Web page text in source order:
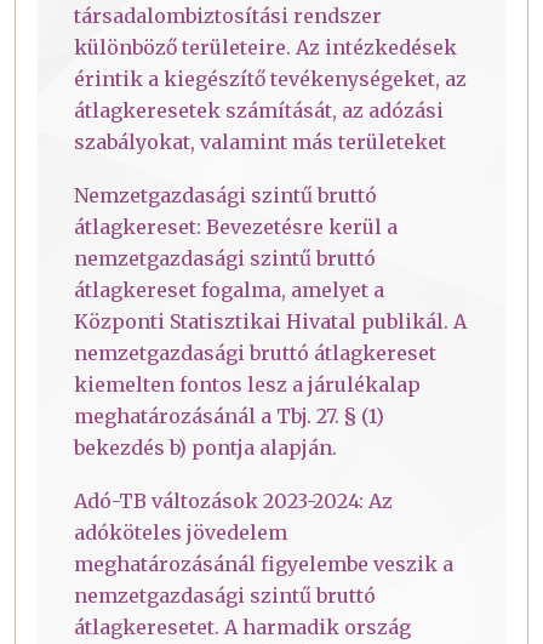
társadalombiztosítási rendszer
különböző területeire. Az intézkedések
érintik a kiegészítő tevékenységeket, az
átlagkeresetek számítását, az adózási
szabályokat, valamint más területeket
Nemzetgazdasági szintű bruttó
átlagkereset: Bevezetésre kerül a
nemzetgazdasági szintű bruttó
átlagkereset fogalma, amelyet a
Központi Statisztikai Hivatal publikál. A
nemzetgazdasági bruttó átlagkereset
kiemelten fontos lesz a járulékalap
meghatározásánál a Tbj. 27. § (1)
bekezdés b) pontja alapján.
Adó-TB változások 2023-2024: Az
adóköteles jövedelem
meghatározásánál figyelembe veszik a
nemzetgazdasági szintű bruttó
átlagkeresetet. A harmadik ország